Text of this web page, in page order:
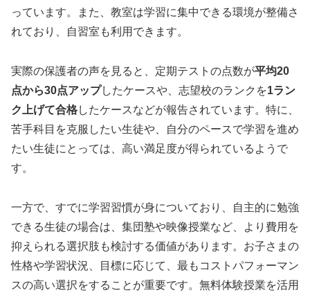
っています。また、教室は学習に集中できる環境が整備さ
れており、自習室も利用できます。
実際の保護者の声を見ると、定期テストの点数が平均20
点から30点アップしたケースや、志望校のランクを1ラン
ク上げて合格したケースなどが報告されています。特に、
苦手科目を克服したい生徒や、自分のペースで学習を進め
たい生徒にとっては、高い満足度が得られているようで
す。
一方で、すでに学習習慣が身についており、自主的に勉強
できる生徒の場合は、集団塾や映像授業など、より費用を
抑えられる選択肢も検討する価値があります。お子さまの
性格や学習状況、目標に応じて、最もコストパフォーマン
スの高い選択をすることが重要です。無料体験授業を活用